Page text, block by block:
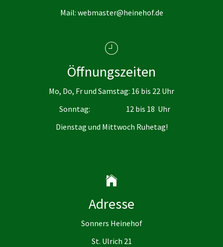
Mail: webmaster@heinehof.de
Öffnungszeiten
Mo, Do, Fr und Samstag: 16 bis 22 Uhr
Sonntag: 12 bis 18 Uhr
Dienstag und Mittwoch Ruhetag!
Adresse
Sonners Heinehof
St. Ulrich 21